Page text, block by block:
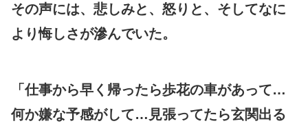
その声には、悲しみと、怒りと、そしてなに
より悔しさが滲んでいた。
「仕事から早く帰ったら歩花の車があって…
何か嫌な予感がして…見張ってたら玄関出る